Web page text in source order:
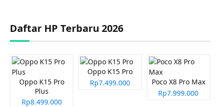
Daftar HP Terbaru 2026
Oppo K15 Pro
Plus
Rp8.499.000
Oppo K15 Pro
Rp7.499.000
Poco X8 Pro Max
Rp7.999.000